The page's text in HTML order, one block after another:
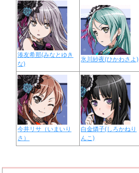
湊友希那(みなとゆき
な)
氷川紗夜(ひかわさよ)
今井リサ（いまいり
さ）
白金燐子(しろかねり
んこ)